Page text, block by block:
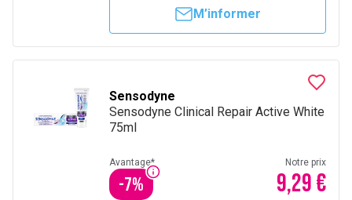
M’informer
Sensodyne
Sensodyne Clinical Repair Active White
75ml
Avantage*
-7%
Notre prix
9,29 €